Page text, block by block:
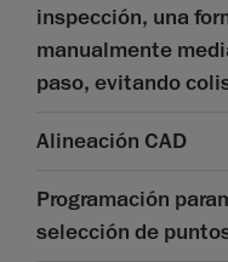
inspección, una
manualmente
paso, evitando
Alineación CAD
Programación
selección de